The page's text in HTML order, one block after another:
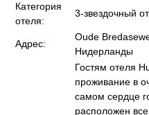
Категория
отеля:
3-звездочный
Адрес:
Oude
Нидерланды
Гостям отеля
проживание в
самом сердце
расположен